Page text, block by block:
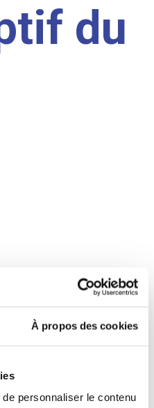
À propos des cookies
personnaliser le contenu
du